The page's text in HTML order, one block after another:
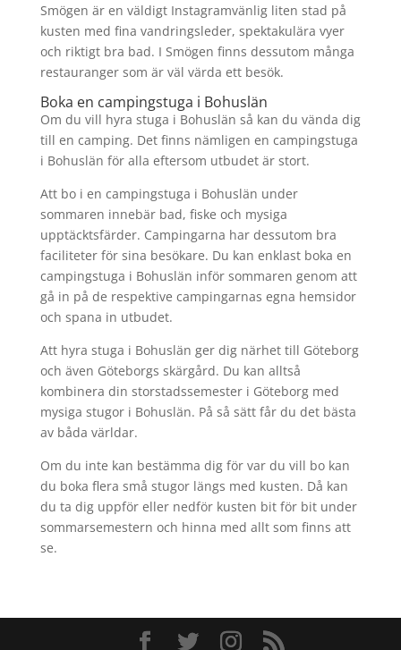
Smögen är en väldigt Instagramvänlig liten stad på
kusten med fina vandringsleder, spektakulära vyer
och riktigt bra bad. I Smögen finns dessutom många
restauranger som är väl värda ett besök.
Boka en campingstuga i Bohuslän
Om du vill hyra stuga i Bohuslän så kan du vända dig
till en camping. Det finns nämligen en campingstuga
i Bohuslän för alla eftersom utbudet är stort.
Att bo i en campingstuga i Bohuslän under
sommaren innebär bad, fiske och mysiga
upptäcktsfärder. Campingarna har dessutom bra
faciliteter för sina besökare. Du kan enklast boka en
campingstuga i Bohuslän inför sommaren genom att
gå in på de respektive campingarnas egna hemsidor
och spana in utbudet.
Att hyra stuga i Bohuslän ger dig närhet till Göteborg
och även Göteborgs skärgård. Du kan alltså
kombinera din storstadssemester i Göteborg med
mysiga stugor i Bohuslän. På så sätt får du det bästa
av båda världar.
Om du inte kan bestämma dig för var du vill bo kan
du boka flera små stugor längs med kusten. Då kan
du ta dig uppför eller nedför kusten bit för bit under
sommarsemestern och hinna med allt som finns att
se.